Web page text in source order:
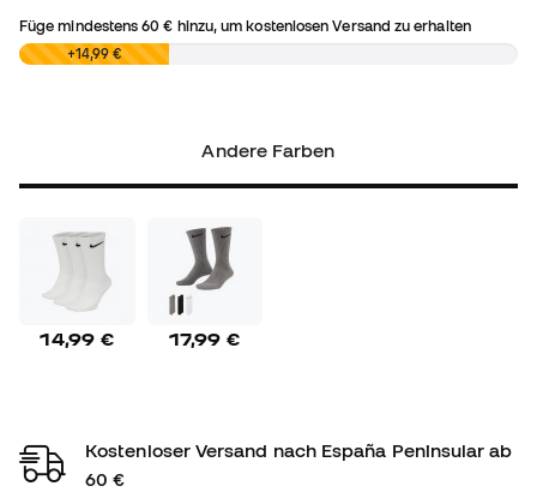
Füge mindestens60 € hinzu, um kostenlosen Versand zu erhalten
0,00 € +14,99 €
Andere Farben
14,99 € 17,99 €
Kostenloser Versand nach España Peninsular ab
60 €